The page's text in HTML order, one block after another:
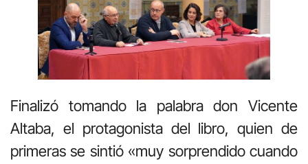
Finalizó tomando la palabra don Vicente
Altaba, el protagonista del libro, quien de
primeras se sintió «muy sorprendido cuando